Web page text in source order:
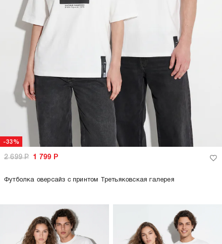
-33%
2 699Р 1 799 Р
Футболка оверсайз с принтом Третьяковская галерея